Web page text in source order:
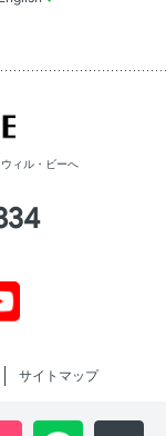
ウィル・ビーへ
サイトマップ